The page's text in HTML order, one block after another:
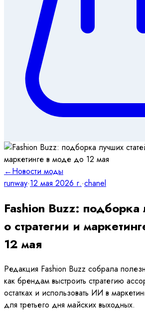
←Новости моды
runway·12 мая 2026 г.·chanel
Fashion Buzz: подборка
о стратегии и
12 мая
Редакция Fashion Buzz собрала
как брендам выстроить стратегию
остатках и использовать ИИ в
для третьего дня майских выходных.